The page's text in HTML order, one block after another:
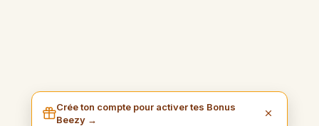
Crée ton compte pour activer tes Bonus
Beezy →